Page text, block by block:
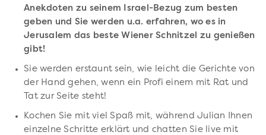
Anekdoten zu seinem Israel-Bezug zum besten
geben und Sie werden u.a. erfahren, wo es in
Jerusalem das beste Wiener Schnitzel zu genießen
gibt!
Sie werden erstaunt sein, wie leicht die Gerichte von
der Hand gehen, wenn ein Profi einem mit Rat und
Tat zur Seite steht!
Kochen Sie mit viel Spaß mit, während Julian Ihnen
einzelne Schritte erklärt und chatten Sie live mit